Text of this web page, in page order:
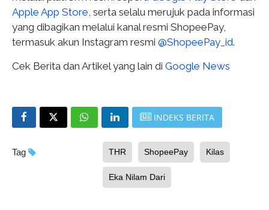
Apple App Store, serta selalu merujuk pada informasi
yang dibagikan melalui kanal resmi ShopeePay,
termasuk akun Instagram resmi @ShopeePay_id.
Cek Berita dan Artikel yang lain di Google News
INDEKS BERITA
Tag THR ShopeePay Kilas
Eka Nilam Dari